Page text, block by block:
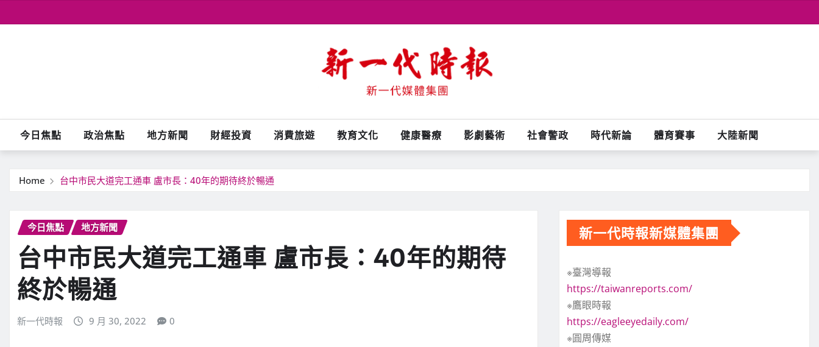
to
今日焦點 政治焦點 地方新聞 財經投資 消費旅遊 教育文化 健康醫療 影劇藝術 社會警政 時代新論 體育賽事 大陸新聞
Home 台中市民大道完工通車 盧市長：40年的期待終於暢通
今日焦點 地方新聞
台中市民大道完工通車 盧市長：40年的期待
終於暢通
新一代時報 9 月 30, 2022 0
新一代時報新媒體集團
※臺灣導報
https://taiwanreports.com/
※鷹眼時報
https://eagleeyedaily.com/
※圓周傳媒